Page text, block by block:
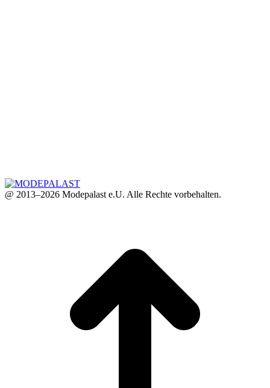
@ 2013–2026 Modepalast e.U. Alle Rechte vorbehalten.